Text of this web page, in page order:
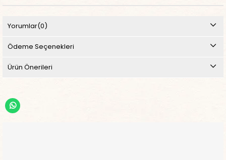
Yorumlar(0)
Ödeme Seçenekleri
Ürün Önerileri